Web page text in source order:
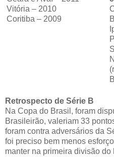
Vitória – 2010
Coritiba – 2009
Retrospecto de Série B
Na Copa do Brasil, foram
Brasileirão, valeriam 33
foram contra adversários da
foi preciso bem menos
manter na primeira divisão